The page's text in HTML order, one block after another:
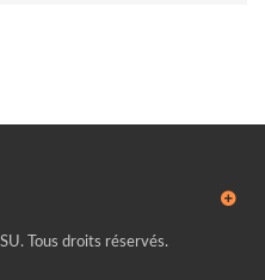
Tous droits réservés.